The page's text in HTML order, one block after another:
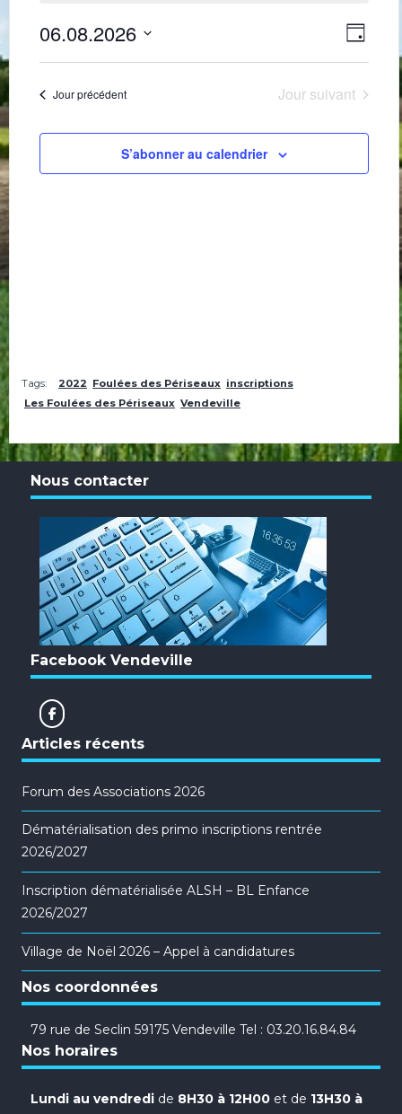
août
2026
vues
Jour
06.08.2026
une
Jour précédent Jour suivant
S’abonner au calendrier
Tags: 2022 Foulées des Périseaux inscriptions
Les Foulées des Périseaux Vendeville
Nous contacter
Facebook Vendeville
Articles récents
Forum des Associations 2026
Dématérialisation des primo inscriptions rentrée
2026/2027
Inscription dématérialisée ALSH – BL Enfance
2026/2027
Village de Noël 2026 – Appel à candidatures
Nos coordonnées
79 rue de Seclin 59175 Vendeville Tel : 03.20.16.84.84
Nos horaires
Lundi au vendredi de 8H30 à 12H00 et de 13H30 à